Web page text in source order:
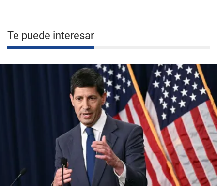
Te puede interesar